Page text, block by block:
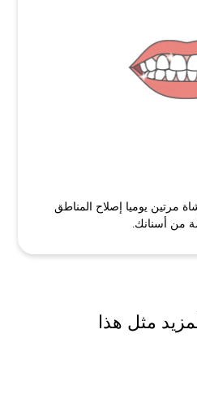
مرتين يوميا إصلاح المناطق
من أسنانك.
مثل هذا